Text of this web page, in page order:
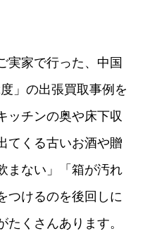
実家で行った、中国
」の出張買取事例を
ッチンの奥や床下収
てくる古いお酒や贈
まない」「箱が汚れ
つけるのを後回しに
たくさんあります。